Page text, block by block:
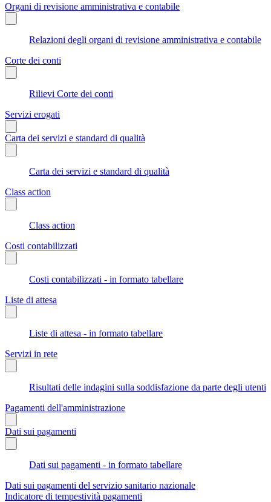
Organi di revisione amministrativa e contabile
Relazioni degli organi di revisione amministrativa e contabile
Corte dei conti
Rilievi Corte dei conti
Servizi erogati
Carta dei servizi e standard di qualità
Carta dei servizi e standard di qualità
Class action
Class action
Costi contabilizzati
Costi contabilizzati - in formato tabellare
Liste di attesa
Liste di attesa - in formato tabellare
Servizi in rete
Risultati delle indagini sulla soddisfazione da parte degli utenti
Pagamenti dell'amministrazione
Dati sui pagamenti
Dati sui pagamenti - in formato tabellare
Dati sui pagamenti del servizio sanitario nazionale
Indicatore di tempestività pagamenti